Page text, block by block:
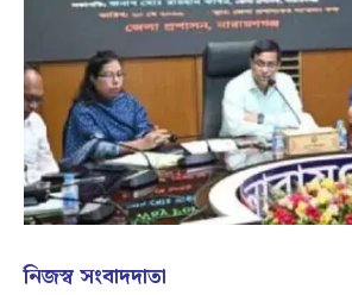
নিজস্ব সংবাদদাতা